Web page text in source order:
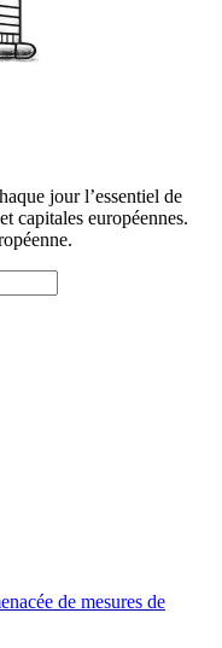
jour l’essentiel de
capitales européennes.
de mesures de